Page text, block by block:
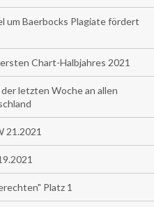
um Baerbocks Plagiate fördert
Chart-Halbjahres 2021
letzten Woche an allen
21.2021
Platz 1